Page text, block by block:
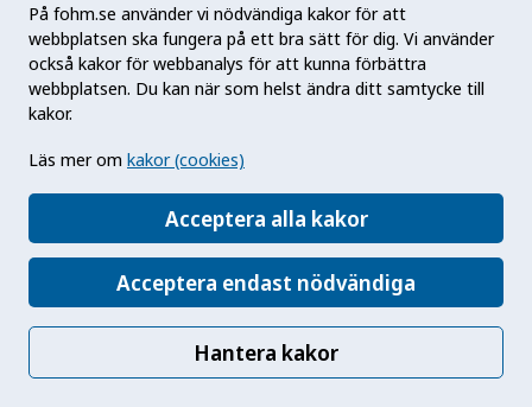
På fohm.se använder vi nödvändiga kakor för att
webbplatsen ska fungera på ett bra sätt för dig. Vi använder
också kakor för webbanalys för att kunna förbättra
webbplatsen. Du kan när som helst ändra ditt samtycke till
kakor.
Läs mer om kakor (cookies)
Acceptera alla kakor
Acceptera endast nödvändiga
Hantera kakor
N
Neisseria gonorrhoeae
Neisseria meningitidis